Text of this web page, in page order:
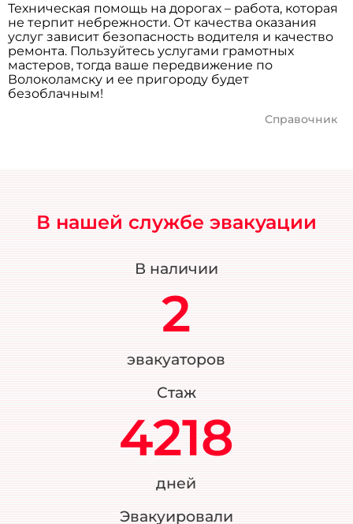
Техническая помощь на дорогах – работа, которая
не терпит небрежности. От качества оказания
услуг зависит безопасность водителя и качество
ремонта. Пользуйтесь услугами грамотных
мастеров, тогда ваше передвижение по
Волоколамску и ее пригороду будет
безоблачным!
Справочник
В нашей службе эвакуации
В наличии
2
эвакуаторов
Стаж
4218
дней
Эвакуировали